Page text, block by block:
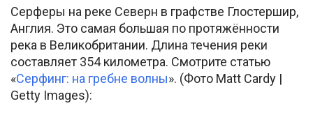
Серферы на реке Северн в графстве Глостершир,
Англия. Это самая большая по протяжённости
река в Великобритании. Длина течения реки
составляет 354 километра. Смотрите статью
«Серфинг: на гребне волны». (Фото Matt Cardy |
Getty Images):